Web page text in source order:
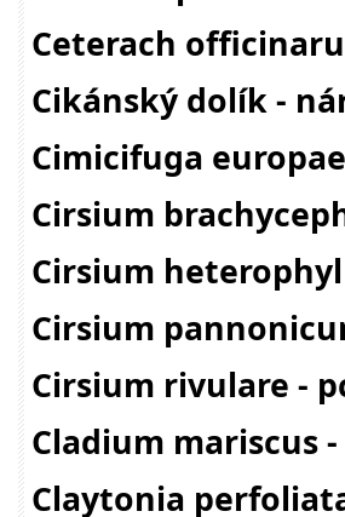
Ceterach
Cikánský dolík -
Cimicifuga
Cirsium
Cirsium
Cirsium
Cirsium rivulare -
Cladium mariscus
Claytonia